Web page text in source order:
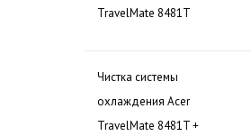
TravelMate 8481T
Чистка системы
охлаждения Acer
TravelMate 8481T +